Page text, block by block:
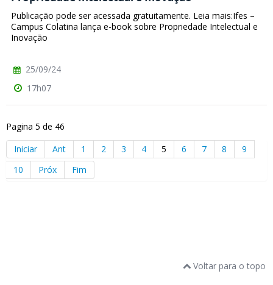
Publicação pode ser acessada gratuitamente. Leia mais:Ifes –
Campus Colatina lança e-book sobre Propriedade Intelectual e
Inovação
25/09/24
17h07
Pagina 5 de 46
Iniciar
Ant 1 2 3 4 5 6 7 8
9
10
Próx Fim
Voltar para o topo